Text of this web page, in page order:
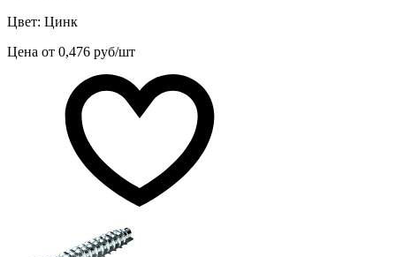
Цвет: Цинк
Цена от 0,476 руб/шт